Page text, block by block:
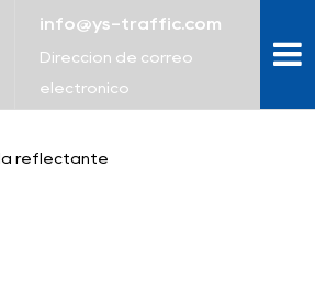
info@ys-traffic.com
Dirección de correo
electrónico
reflectante